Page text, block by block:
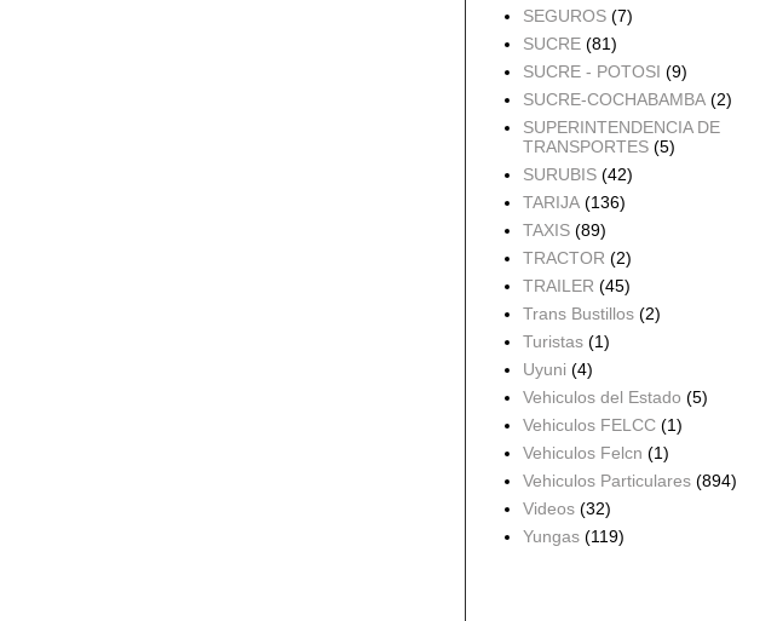
SEGUROS (7)
SUCRE (81)
SUCRE - POTOSI (9)
SUCRE-COCHABAMBA (2)
SUPERINTENDENCIA DE
TRANSPORTES (5)
SURUBIS (42)
TARIJA (136)
TAXIS (89)
TRACTOR (2)
TRAILER (45)
Trans Bustillos (2)
Turistas (1)
Uyuni (4)
Vehiculos del Estado (5)
Vehiculos FELCC (1)
Vehiculos Felcn (1)
Vehiculos Particulares (894)
Videos (32)
Yungas (119)